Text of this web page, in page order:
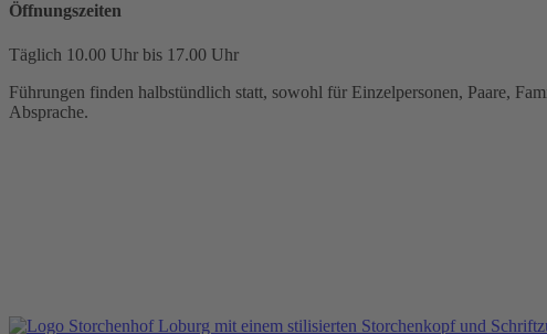
Öffnungszeiten
Täglich 10.00 Uhr bis 17.00 Uhr
Führungen finden halbstündlich statt, sowohl für Einzelpersonen, Paare,
Absprache.